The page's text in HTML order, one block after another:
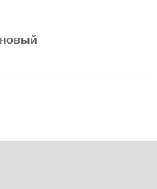
новый